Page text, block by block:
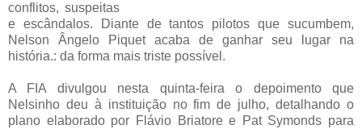
conflitos, suspeitas
e escândalos. Diante de tantos pilotos que sucumbem,
Nelson Ângelo Piquet acaba de ganhar seu lugar na
história.: da forma mais triste possível.
A FIA divulgou nesta quinta-feira o depoimento que
Nelsinho deu à instituição no fim de julho, detalhando o
plano elaborado por Flávio Briatore e Pat Symonds para